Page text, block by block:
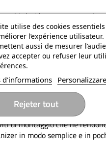
utilise des cookies
l’expérience
aussi de mesurer
accepter ou refuser leur
d'informations
Rejeter tout
chi desidera mantenere
in uno spazio ordinato e
progettato per
e ben visibile. Non
di montaggio che ne
in modo semplice e in